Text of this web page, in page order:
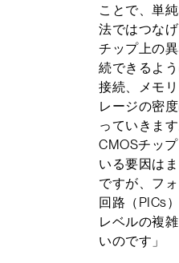
ことで、単
法ではつな
チップ上の
続できるよう
接続、メモ
レージの密
っていきま
CMOSチッ
いる要因は
ですが、フ
回路（PICs
レベルの複
いのです」